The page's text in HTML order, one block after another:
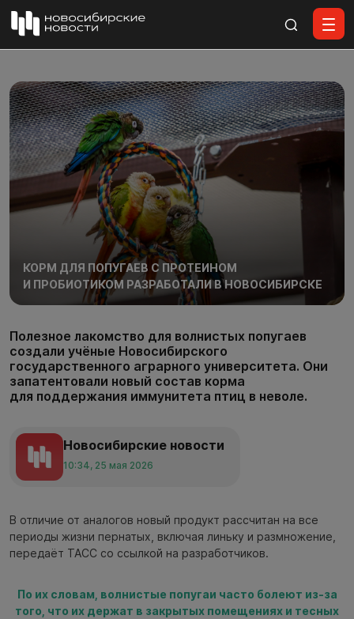
КОРМ ДЛЯ ПОПУГАЕВ С ПРОТЕИНОМ
И ПРОБИОТИКОМ РАЗРАБОТАЛИ В НОВОСИБИРСКЕ
Полезное лакомство для волнистых попугаев
создали учёные Новосибирского
государственного аграрного университета. Они
запатентовали новый состав корма
для поддержания иммунитета птиц в неволе.
Новосибирские новости
10:34, 25 мая 2026
В отличие от аналогов новый продукт рассчитан на все
периоды жизни пернатых, включая линьку и размножение,
передаёт ТАСС со ссылкой на разработчиков.
По их словам, волнистые попугаи часто болеют из-за
того, что их держат в закрытых помещениях и тесных